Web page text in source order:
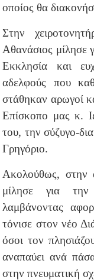
οποίος θα
Στην
Αθανάσιος μίλησε
Εκκλησία και
αδελφούς που
στάθηκαν αρωγοί
Επίσκοπο μας κ.
του, την σύζυγο-
Γρηγόριο.
Ακολούθως, στην
μίλησε για
λαμβάνοντας
τόνισε στον νέο
όσοι τον
αναπαύει ανά
στην πνευματική